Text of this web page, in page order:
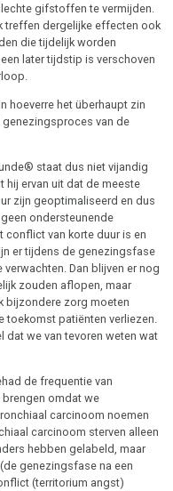
gifstoffen te vermijden.
treffen dergelijke effecten ook
die tijdelijk worden
later tijdstip is verschoven
hoeverre het überhaupt zin
van de
staat dus niet vijandig
hij ervan uit dat de meeste
zijn geoptimaliseerd en dus
ondersteunende
van korte duur is en
er tijdens de genezingsfase
Dan blijven er nog
zouden aflopen, maar
bijzondere zorg moeten
toekomst patiënten verliezen.
dat we van tevoren weten wat
de frequentie van
omdat we
carcinoom noemen
carcinoom sterven alleen
hebben gelabeld, maar
genezingsfase na een
(territorium angst)